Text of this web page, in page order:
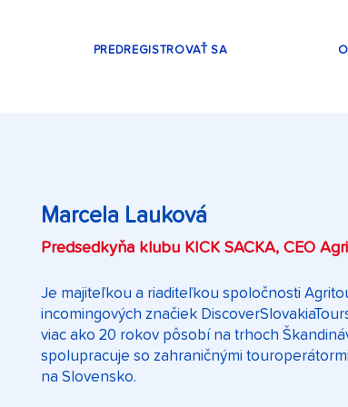
PREDREGISTROVAŤ SA
Marcela Lauková
Predsedkyňa klubu KICK SACKA, CEO
Je majiteľkou a riaditeľkou spoločnosti
incomingových značiek
viac ako 20 rokov pôsobí na trhoch
spolupracuje so zahraničnými
na Slovensko.